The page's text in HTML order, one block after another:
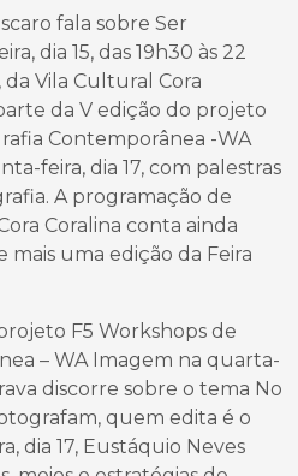
fala sobre Ser
dia 15, das 19h30 às 22
da Vila Cultural Cora
da V edição do projeto
Contemporânea -WA
feira, dia 17, com palestras
A programação de
Coralina conta ainda
mais uma edição da Feira
F5 Workshops de
– WA Imagem na quarta-
discorre sobre o tema No
quem edita é o
dia 17, Eustáquio Neves